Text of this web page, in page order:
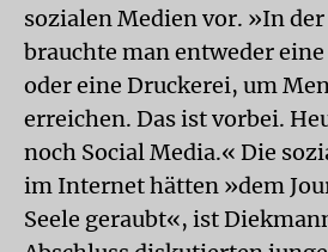
sozialen Medien vor. »In
brauchte man entweder
oder eine Druckerei, um
erreichen. Das ist vorbei.
noch Social Media.« Die
im Internet hätten »dem
Seele geraubt«, ist